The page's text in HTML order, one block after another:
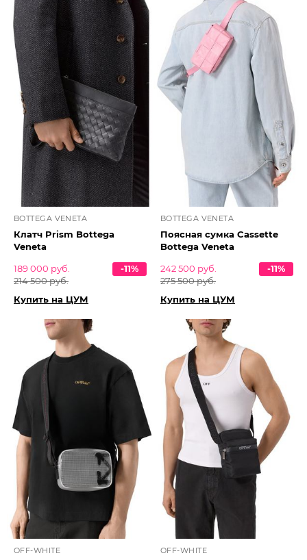
BOTTEGA VENETA
Клатч Prism Bottega
Veneta
189 000 руб.
214 500 руб.
-11%
Купить на ЦУМ
BOTTEGA VENETA
Поясная сумка Cassette
Bottega Veneta
242 500 руб.
275 500 руб.
-11%
Купить на ЦУМ
OFF-WHITE OFF-WHITE